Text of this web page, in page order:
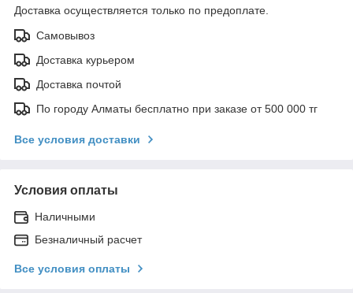
Доставка осуществляется только по предоплате.
Самовывоз
Доставка курьером
Доставка почтой
По городу Алматы бесплатно при заказе от 500 000 тг
Все условия доставки
Условия оплаты
Наличными
Безналичный расчет
Все условия оплаты